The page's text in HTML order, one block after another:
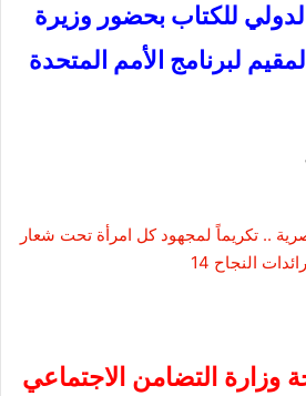
للكتاب بحضور وزيرة
لبرنامج الأمم المتحدة
وزارة التضامن الاجتماعي